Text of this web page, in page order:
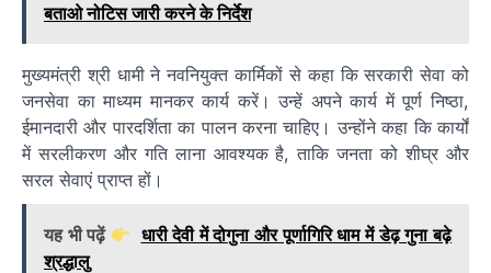
बताओ नोटिस जारी करने के निर्देश
मुख्यमंत्री श्री धामी ने नवनियुक्त कार्मिकों से कहा कि सरकारी सेवा को
जनसेवा का माध्यम मानकर कार्य करें। उन्हें अपने कार्य में पूर्ण निष्ठा,
ईमानदारी और पारदर्शिता का पालन करना चाहिए। उन्होंने कहा कि कार्यों
में सरलीकरण और गति लाना आवश्यक है, ताकि जनता को शीघ्र और
सरल सेवाएं प्राप्त हों।
यह भी पढ़ें
धारी देवी में दोगुना और पूर्णागिरि धाम में डेढ़ गुना बढ़े
श्रद्धालु